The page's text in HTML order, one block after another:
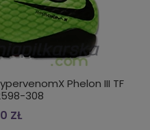
Phelon III TF
308
ZŁ